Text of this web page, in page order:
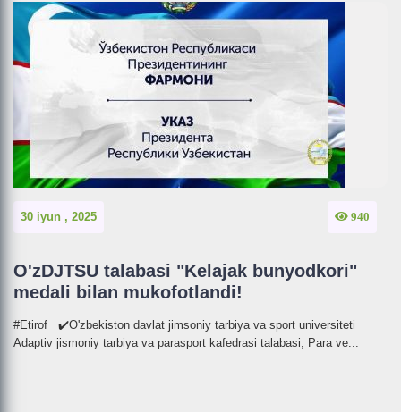
30 iyun , 2025 940
O'zDJTSU talabasi "Kelajak bunyodkori"
medali bilan mukofotlandi!
#Etirof ✔️O'zbekiston davlat jimsoniy tarbiya va sport universiteti
Adaptiv jismoniy tarbiya va parasport kafedrasi talabasi, Para ve...